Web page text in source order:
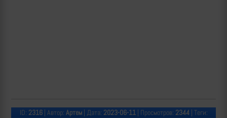
ID: 2316| Автор: Артем| Дата: 2023-06-11| Просмотров: 2344| Теги: